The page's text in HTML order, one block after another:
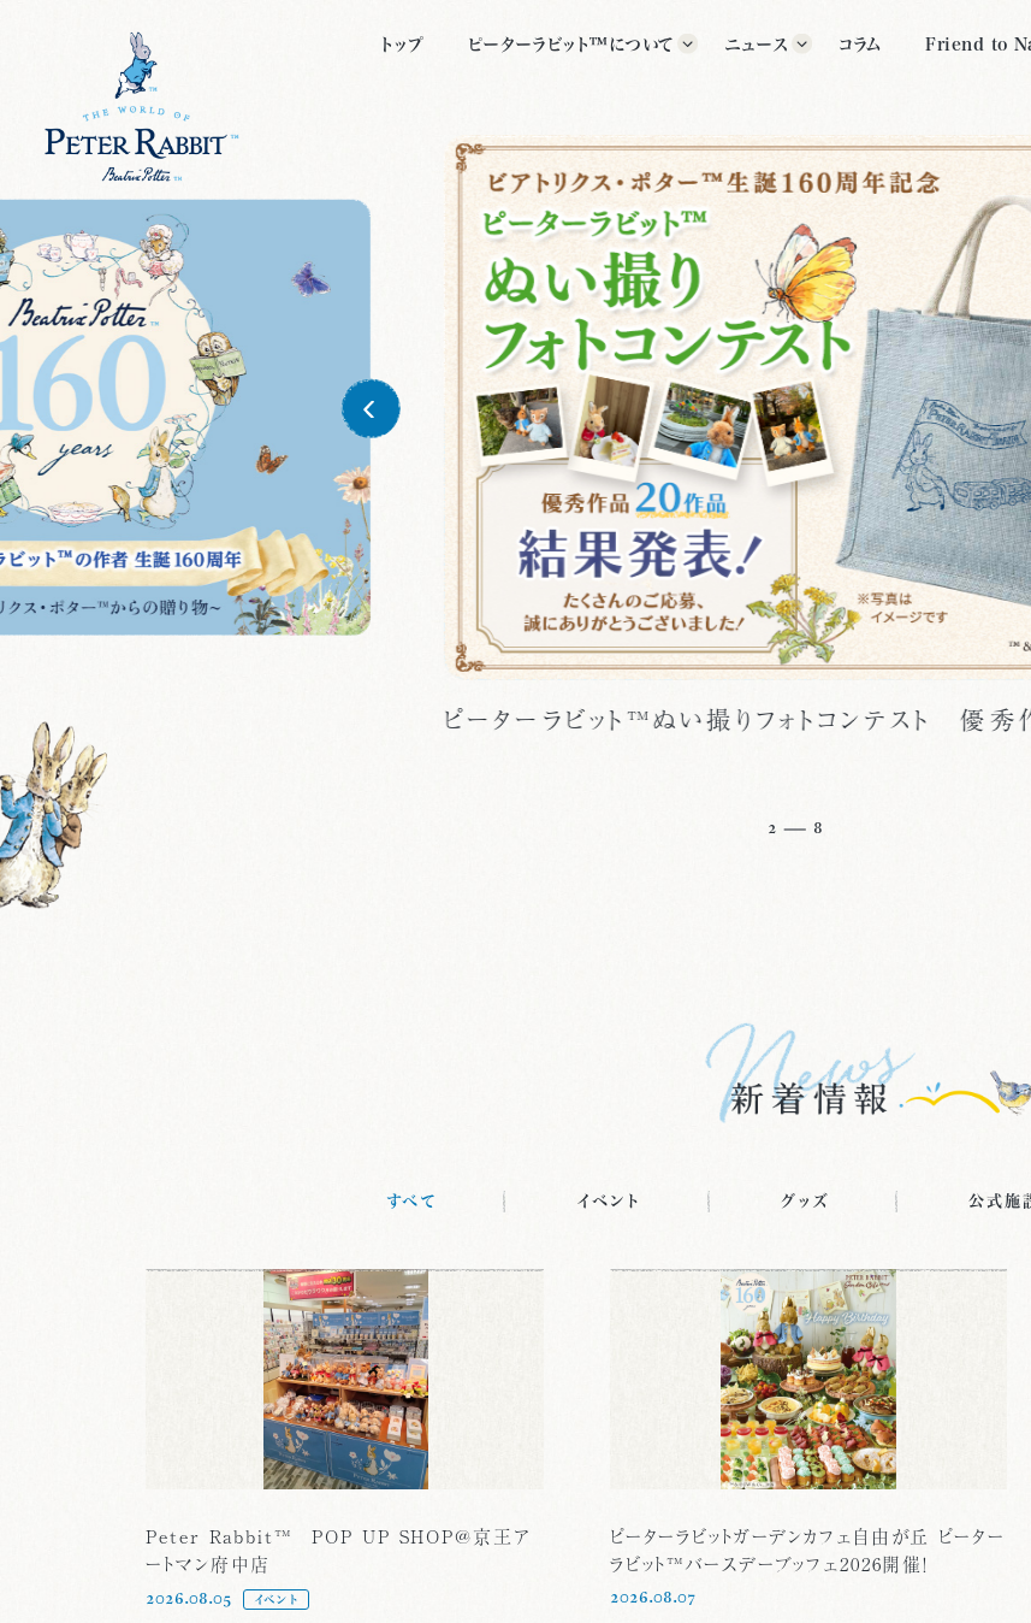
トップ ピーターラビット™について
キャラクター紹介
ビアトリクス・ポター™について
絵本について
ニュース
イベント 公式施設
その他
コラム Friend to
全国でピーターラビット™イロドリマーケット開催
3 8
すべて イベント グッズ 公式施
Peter Rabbit™ POP UP SHOP@京王ア
ートマン府中店
2026.08.05 イベント
ピーターラビットガーデンカフェ自由が丘 ピーター
ラビット™バースデーブッフェ2026開催！
2026.08.07